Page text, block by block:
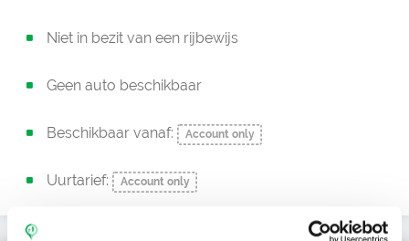
Niet in bezit van een rijbewijs
Geen auto beschikbaar
Beschikbaar vanaf: Account only
Uurtarief: Account only